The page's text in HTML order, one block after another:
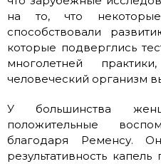
на то, что
способствовали
которые подверглись
многолетней
человеческий организм
У большинства
положительные
благодаря Ременсу.
результативность